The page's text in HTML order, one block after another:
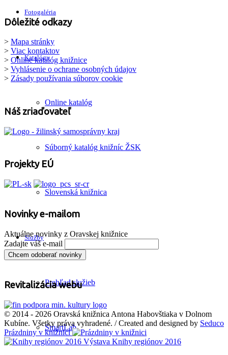
Fotogaléria
Katalógy
Online katalóg
Súborný katalóg knižníc ŽSK
Slovenská knižnica
Služby
Prehľad služieb
SmartLab
Dôležité odkazy
> Mapa stránky
> Viac kontaktov
> Online katalóg knižnice
> Vyhlásenie o ochrane osobných údajov
> Zásady používania súborov cookie
Náš zriaďovateľ
Projekty EÚ
Novinky e-mailom
Aktuálne novinky z Oravskej knižnice
Zadajte váš e-mail
Revitalizácia webu
© 2014 - 2026 Oravská knižnica Antona Habovštiaka v Dolnom
Kubíne. Všetky práva vyhradené. / Created and designed by Seduco
Prázdniny v knižnici
Výstava Knihy regiónov 2016